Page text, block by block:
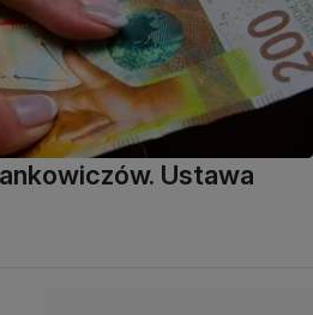
Ustawa